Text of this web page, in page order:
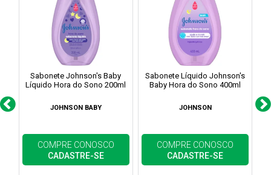
Sabonete Johnson's Baby
Líquido Hora do Sono 200ml
JOHNSON BABY
COMPRE CONOSCO
CADASTRE-SE
Sabonete Líquido Johnson's
Baby Hora do Sono 400ml
JOHNSON
COMPRE CONOSCO
CADASTRE-SE